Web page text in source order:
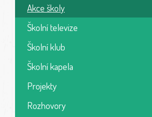
Akce školy
Školní televize
Školní klub
Školní kapela
Projekty
Rozhovory